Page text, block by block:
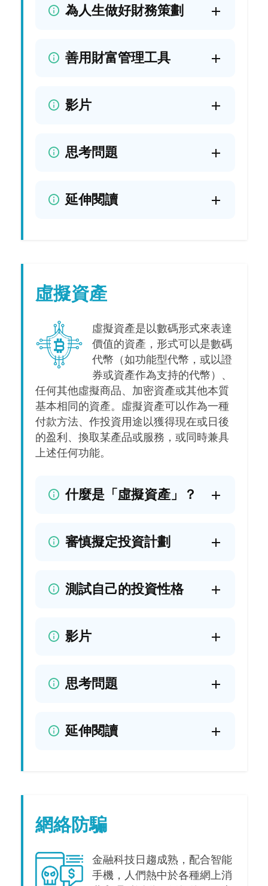
為人生做好財務策劃
善用財富管理工具
影片
思考問題
延伸閱讀
虛擬資產
虛擬資產是以數碼形式來表達
價值的資產，形式可以是數碼
代幣（如功能型代幣，或以證
券或資產作為支持的代幣）、
任何其他虛擬商品、加密資產或其他本質
基本相同的資產。虛擬資產可以作為一種
付款方法、作投資用途以獲得現在或日後
的盈利、換取某產品或服務，或同時兼具
上述任何功能。
什麼是「虛擬資產」？
審慎擬定投資計劃
測試自己的投資性格
影片
思考問題
延伸閱讀
網絡防騙
金融科技日趨成熟，配合智能
手機，人們熱中於各種網上消